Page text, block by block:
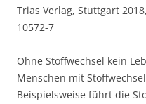
Trias Verlag, Stuttgart
10572-7
Ohne Stoffwechsel kein
Menschen mit
Beispielsweise führt die